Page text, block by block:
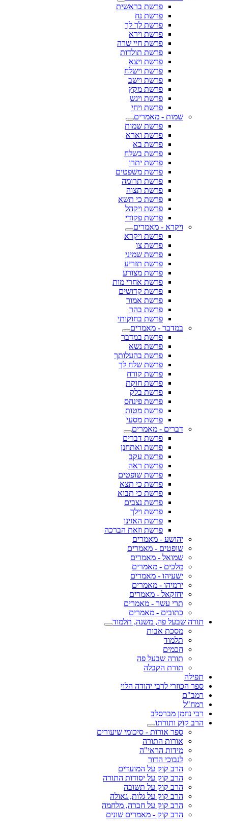
פרשת בראשית
פרשת נח
פרשת לך לך
פרשת וירא
פרשת חיי שרה
פרשת תולדות
פרשת ויצא
פרשת וישלח
פרשת וישב
פרשת מקץ
פרשת ויגש
פרשת ויחי
שמות - מאמרים
פרשת שמות
פרשת וארא
פרשת בא
פרשת בשלח
פרשת יתרו
פרשת משפטים
פרשת תרומה
פרשת תצוה
פרשת כי תשא
פרשת ויקהל
פרשת פקודי
ויקרא - מאמרים
פרשת ויקרא
פרשת צו
פרשת שמיני
פרשת תזריע
פרשת מצורע
פרשת אחרי מות
פרשת קדושים
פרשת אמור
פרשת בהר
פרשת בחוקותי
במדבר - מאמרים
פרשת במדבר
פרשת נשא
פרשת בהעלותך
פרשת שלח לך
פרשת קורח
פרשת חוקת
פרשת בלק
פרשת פינחס
פרשת מטות
פרשת מסעי
דברים - מאמרים
פרשת דברים
פרשת ואתחנן
פרשת עקב
פרשת ראה
פרשת שופטים
פרשת כי תצא
פרשת כי תבוא
פרשת נצבים
פרשת וילך
פרשת האזינו
פרשת וזאת הברכה
יהושע - מאמרים
שופטים - מאמרים
שמואל - מאמרים
מלכים - מאמרים
ישעיהו - מאמרים
ירמיהו - מאמרים
יחזקאל - מאמרים
תרי עשר - מאמרים
כתובים - מאמרים
תורה שבעל פה, משנה, תלמוד
מסכת אבות
תלמוד
חכמים
תורה שבעל פה
תורת הקבלה
תפילה
ספר הכוזרי לרבי יהודה הלוי
רמב"ם
רמח"ל
רבי נחמן מברסלב
הרב קוק ותורתו
ספר אורות - סיכומי שיעורים
אורות התורה
מידות הראי"ה
לנבוכי הדור
הרב קוק על המועדים
הרב קוק על יסודות התורה
הרב קוק על תשובה
הרב קוק על גלות, גאולה
הרב קוק על חברה, מלחמה
הרב קוק - מאמרים שונים